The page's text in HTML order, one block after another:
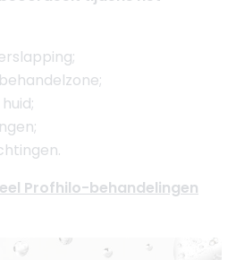
Profhilo-behandelingen